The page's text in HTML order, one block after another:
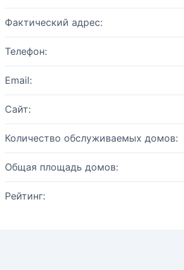
Фактический адрес:
Телефон:
Email:
Сайт:
Количество обслуживаемых домов:
Общая площадь домов:
Рейтинг: